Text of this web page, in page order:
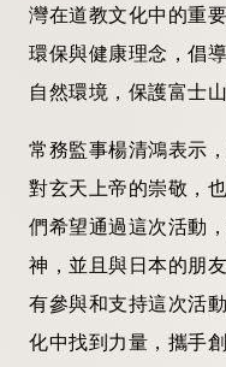
灣在道教文化中的重
環保與健康理念，倡
自然環境，保護富士
常務監事楊清鴻表示
對玄天上帝的崇敬，
們希望通過這次活動
神，並且與日本的朋
有參與和支持這次活
化中找到力量，攜手